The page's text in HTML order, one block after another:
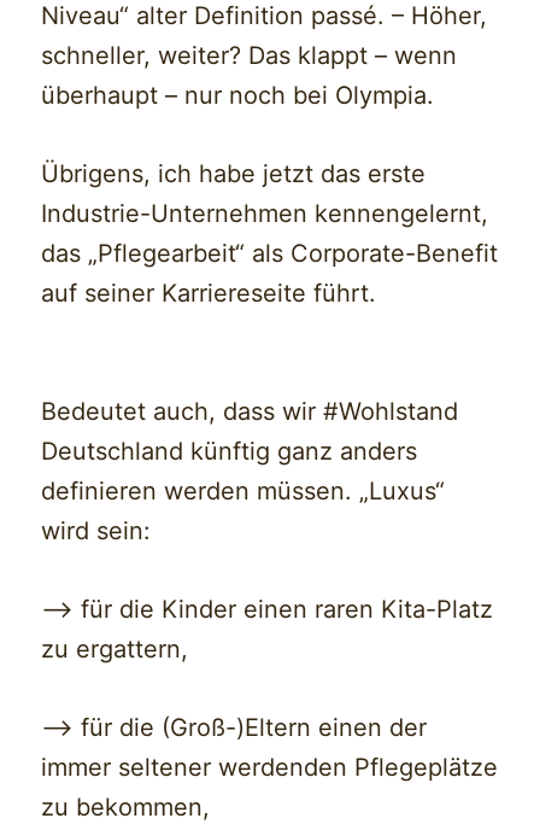
Niveau“ alter Definition passé. – Höher,
schneller, weiter? Das klappt – wenn
überhaupt – nur noch bei Olympia.
Übrigens, ich habe jetzt das erste
Industrie-Unternehmen kennengelernt,
das „Pflegearbeit“ als Corporate-Benefit
auf seiner Karriereseite führt.
Bedeutet auch, dass wir #Wohlstand
Deutschland künftig ganz anders
definieren werden müssen. „Luxus“
wird sein:
—> für die Kinder einen raren Kita-Platz
zu ergattern,
—> für die (Groß-)Eltern einen der
immer seltener werdenden Pflegeplätze
zu bekommen,